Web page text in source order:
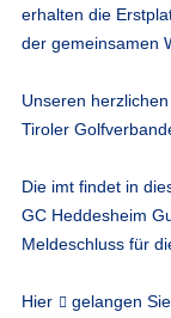
erhalten die
der gemeinsamen
Unseren
Tiroler
Die imt findet in
GC Heddesheim
Meldeschluss für
Hier gelangen